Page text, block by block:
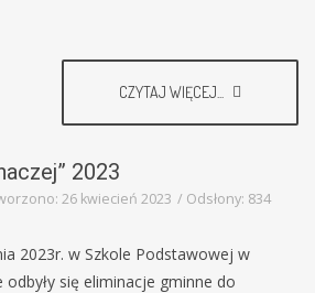
CZYTAJ WIĘCEJ...
2023
26 kwiecień 2023 Odsłony: 834
2023r. w Szkole Podstawowej w
się eliminacje gminne do